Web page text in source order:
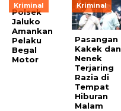
Kriminal
Polsek
Jaluko
Amankan
Pelaku
Begal
Motor
Kriminal
Pasangan
Kakek dan
Nenek
Terjaring
Razia di
Tempat
Hiburan
Malam